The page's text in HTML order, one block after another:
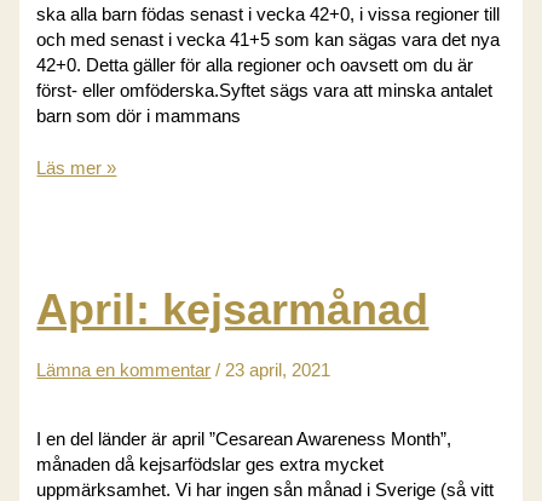
ska alla barn födas senast i vecka 42+0, i vissa regioner till
och med senast i vecka 41+5 som kan sägas vara det nya
42+0. Detta gäller för alla regioner och oavsett om du är
först- eller omföderska.Syftet sägs vara att minska antalet
barn som dör i mammans
Svenska
riktlinjen
att
igång
vecka
41+0
Läs mer »
April: kejsarmånad
Lämna en kommentar /23 april, 2021
I en del länder är april ”Cesarean Awareness Month”,
månaden då kejsarfödslar ges extra mycket
uppmärksamhet. Vi har ingen sån månad i Sverige (så vitt